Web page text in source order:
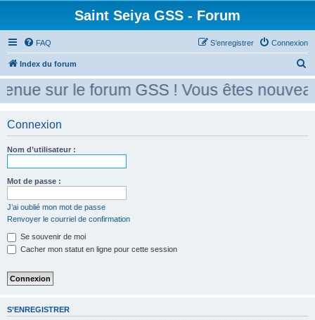
Saint Seiya GSS - Forum
FAQ Connexion
S’enregistrer
Index du forum
e
c
sur le forum GSS ! Vous êtes
Connexion
Nom d’utilisateur :
Mot de passe :
J’ai oublié mon mot de passe
Renvoyer le courriel de confirmation
Se souvenir de moi
Cacher mon statut en ligne pour cette session
S’ENREGISTRER